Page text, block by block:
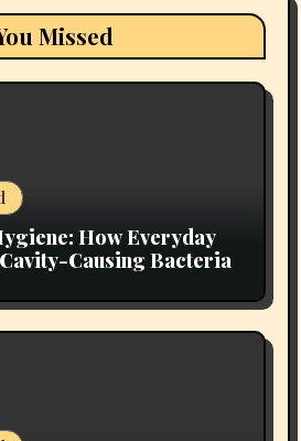
Missed
How Everyday
Causing Bacteria